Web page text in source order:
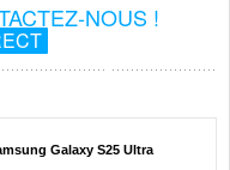
NOUS !
Galaxy S25 Ultra